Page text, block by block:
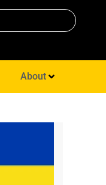
About